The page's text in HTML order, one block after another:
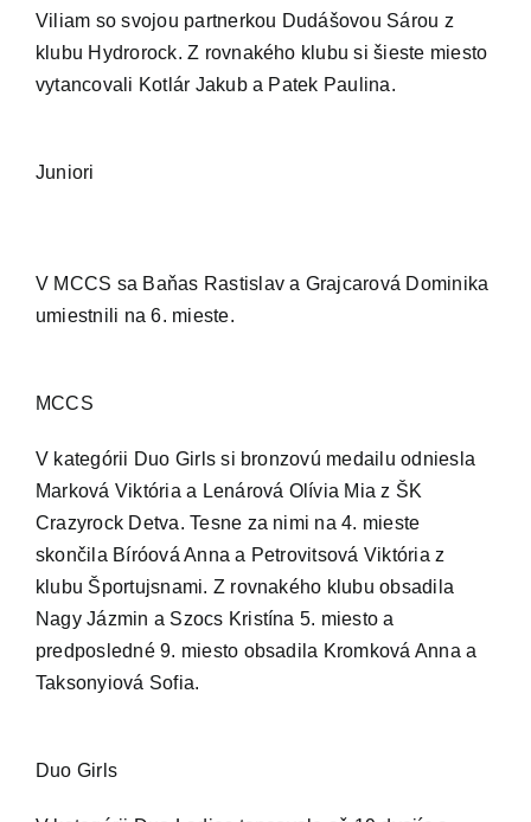
Viliam so svojou partnerkou Dudášovou Sárou z
klubu Hydrorock. Z rovnakého klubu si šieste miesto
vytancovali Kotlár Jakub a Patek Paulina.
Juniori
V MCCS sa Baňas Rastislav a Grajcarová Dominika
umiestnili na 6. mieste.
MCCS
V kategórii Duo Girls si bronzovú medailu odniesla
Marková Viktória a Lenárová Olívia Mia z ŠK
Crazyrock Detva. Tesne za nimi na 4. mieste
skončila Bíróová Anna a Petrovitsová Viktória z
klubu Športujsnami. Z rovnakého klubu obsadila
Nagy Jázmin a Szocs Kristína 5. miesto a
predposledné 9. miesto obsadila Kromková Anna a
Taksonyiová Sofia.
Duo Girls